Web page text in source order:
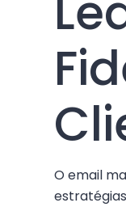
O email